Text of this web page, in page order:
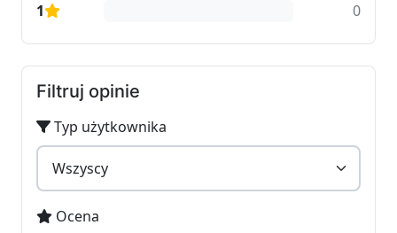
1
0
Filtruj opinie
Typ użytkownika
Ocena